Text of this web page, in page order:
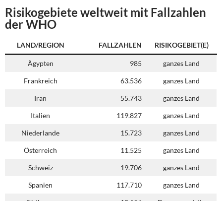
Risikogebiete weltweit mit Fallzahlen
der WHO
LAND/REGION FALLZAHLEN RISIKOGEBIET(E)
Ägypten 985 ganzes Land
Frankreich 63.536 ganzes Land
Iran 55.743 ganzes Land
Italien 119.827 ganzes Land
Niederlande 15.723 ganzes Land
Österreich 11.525 ganzes Land
Schweiz 19.706 ganzes Land
Spanien 117.710 ganzes Land